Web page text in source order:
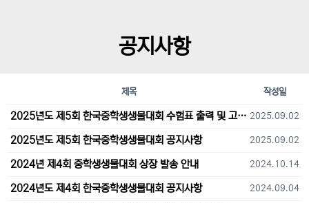
공지사항
제목 작성일
2025년도 제5회 한국중학생생물대회 수험표 출력 및 고사장 오시는 길 안내 2025.09.02
2025년도 제5회 한국중학생생물대회 공지사항 2025.09.02
2024년 제4회 중학생생물대회 상장 발송 안내 2024.10.14
2024년도 제4회 한국중학생생물대회 공지사항 2024.09.04